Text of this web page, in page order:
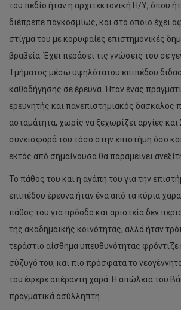
του πεδίο ήταν η αρχιτεκτονική Η/Υ, όπου
διέπρεπε παγκοσμίως, και στο οποίο έχει
στίγμα του με κορυφαίες επιστημονικές
βραβεία. Έχει περάσει τις γνώσεις του σε
Τμήματος μέσω υψηλότατου επιπέδου
καθοδήγησης σε έρευνα. Ήταν ένας
ερευνητής και πανεπιστημιακός δάσκαλος
ασταμάτητα, χωρίς να ξεχωρίζει αργίες
συνεισφορά του τόσο στην επιστήμη όσο
εκτός από σημαίνουσα θα παραμείνει
Το πάθος του και η αγάπη του για την
επιπέδου έρευνα ήταν ένα από τα κύρια
πάθος του για πρόοδο και αριστεία δεν
της ακαδημαϊκής κοινότητας, αλλά ήταν
τεράστιο αίσθημα υπευθυνότητας φρόντιζε
σύζυγό του, και πιο πρόσφατα το
του έφερε απέραντη χαρά. Η απώλεια του
πραγματικά ασύλληπτη.